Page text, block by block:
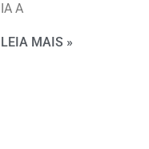
IA A
LEIA MAIS »